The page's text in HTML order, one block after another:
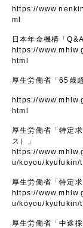
https://
ml
日本年金機構「
https://
html
厚生労働省「65歳
https://
html
厚生労働省「特定
ス）」
https://
u/koyou/kyufukin/
厚生労働省「特定
https://
u/koyou/kyufukin/
厚生労働省「中途